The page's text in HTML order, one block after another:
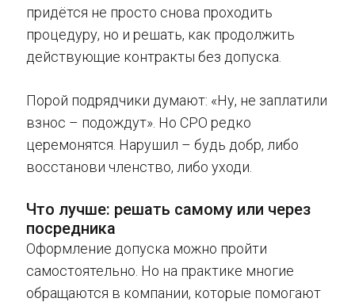
придётся не просто снова проходить
процедуру, но и решать, как продолжить
действующие контракты без допуска.
Порой подрядчики думают: «Ну, не заплатили
взнос – подождут». Но СРО редко
церемонятся. Нарушил – будь добр, либо
восстанови членство, либо уходи.
Что лучше: решать самому или через
посредника
Оформление допуска можно пройти
самостоятельно. Но на практике многие
обращаются в компании, которые помогают